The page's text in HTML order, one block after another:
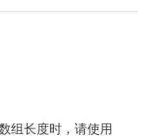
组长度时，请使用